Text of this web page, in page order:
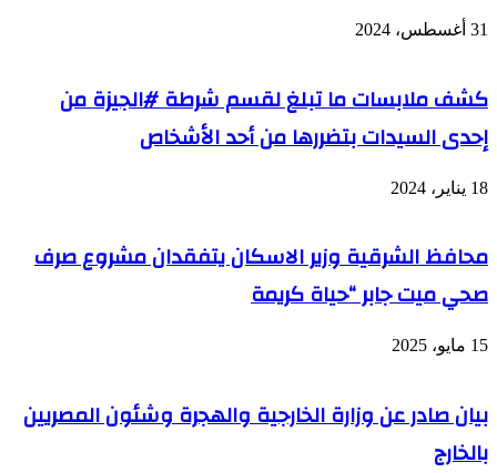
31 أغسطس، 2024
كشف ملابسات ما تبلغ لقسم شرطة #الجيزة من
إحدى السيدات بتضررها من أحد الأشخاص
18 يناير، 2024
محافظ الشرقية وزير الاسكان يتفقدان مشروع صرف
صحي ميت جابر “حياة كريمة
15 مايو، 2025
بيان صادر عن وزارة الخارجية والهجرة وشئون المصريين
بالخارج